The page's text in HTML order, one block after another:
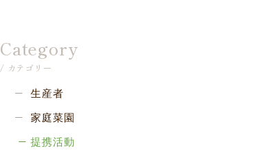
Category
/ カテゴリー
生産者
家庭菜園
提携活動